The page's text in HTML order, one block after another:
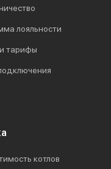
лояльности
тарифы
котлов